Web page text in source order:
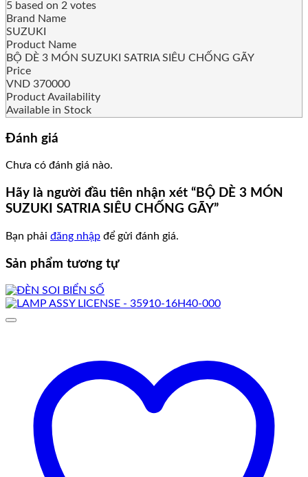
5 based on 2 votes
Brand Name
SUZUKI
Product Name
BỘ DÈ 3 MÓN SUZUKI SATRIA SIÊU CHỐNG GÃY
Price
VND 370000
Product Availability
Available in Stock
Đánh giá
Chưa có đánh giá nào.
Hãy là người đầu tiên nhận xét “BỘ DÈ 3 MÓN
SUZUKI SATRIA SIÊU CHỐNG GÃY”
Bạn phải đăng nhập để gửi đánh giá.
Sản phẩm tương tự